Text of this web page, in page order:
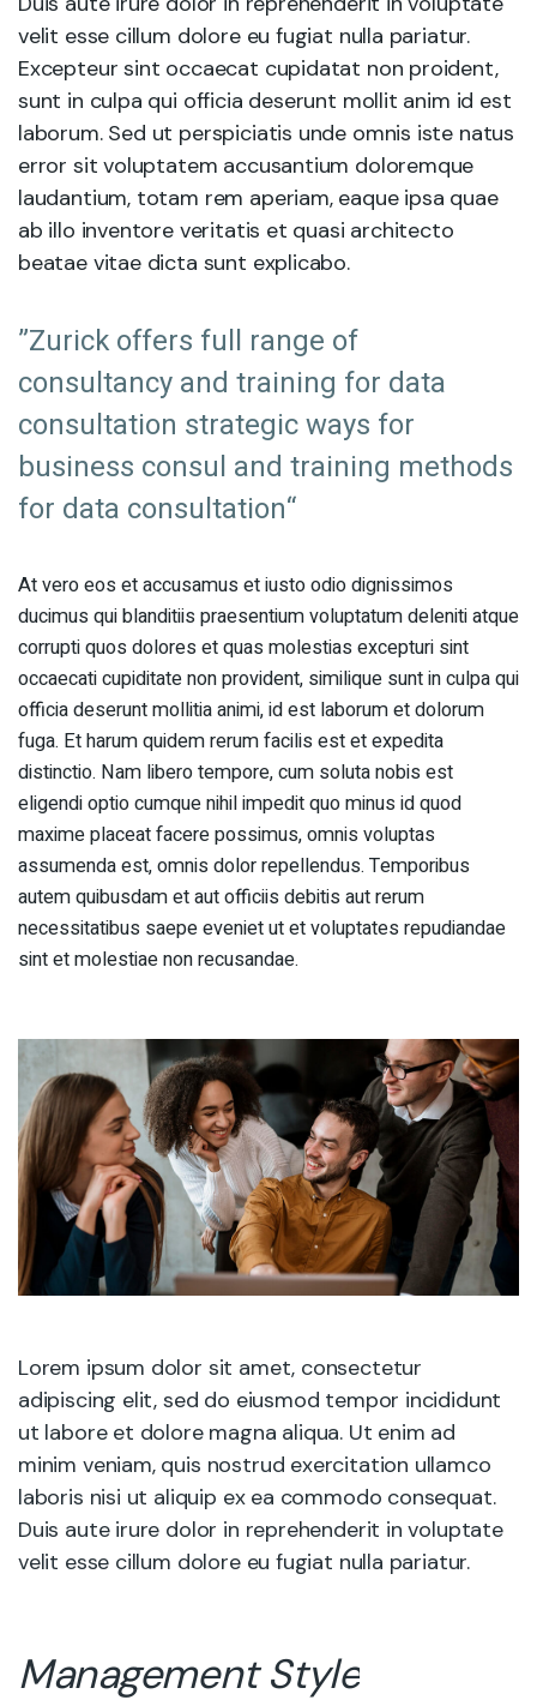
velit esse cillum dolore eu fugiat nulla pariatur.
Excepteur sint occaecat cupidatat non proident,
sunt in culpa qui officia deserunt mollit anim id est
laborum. Sed ut perspiciatis unde omnis iste natus
error sit voluptatem accusantium doloremque
laudantium, totam rem aperiam, eaque ipsa quae
ab illo inventore veritatis et quasi architecto
beatae vitae dicta sunt explicabo.
”Zurick offers full range of
consultancy and training for data
consultation strategic ways for
business consul and training methods
for data consultation“
At vero eos et accusamus et iusto odio dignissimos
ducimus qui blanditiis praesentium voluptatum deleniti atque
corrupti quos dolores et quas molestias excepturi sint
occaecati cupiditate non provident, similique sunt in culpa qui
officia deserunt mollitia animi, id est laborum et dolorum
fuga. Et harum quidem rerum facilis est et expedita
distinctio. Nam libero tempore, cum soluta nobis est
eligendi optio cumque nihil impedit quo minus id quod
maxime placeat facere possimus, omnis voluptas
assumenda est, omnis dolor repellendus. Temporibus
autem quibusdam et aut officiis debitis aut rerum
necessitatibus saepe eveniet ut et voluptates repudiandae
sint et molestiae non recusandae.
Lorem ipsum dolor sit amet, consectetur
adipiscing elit, sed do eiusmod tempor incididunt
ut labore et dolore magna aliqua. Ut enim ad
minim veniam, quis nostrud exercitation ullamco
laboris nisi ut aliquip ex ea commodo consequat.
Duis aute irure dolor in reprehenderit in voluptate
velit esse cillum dolore eu fugiat nulla pariatur.
Management Style